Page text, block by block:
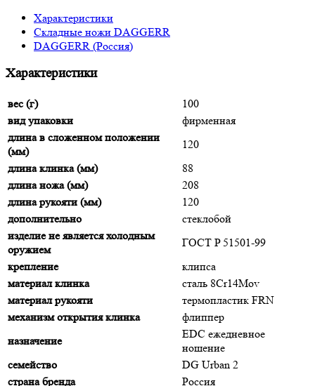
Характеристики
Складные ножи DAGGERR
DAGGERR (Россия)
Характеристики
вес (г)
100
вид упаковки
фирменная
длина в сложенном положении
(мм)
120
длина клинка (мм)
88
длина ножа (мм)
208
длина рукояти (мм)
120
дополнительно
стеклобой
изделие не является холодным
оружием
ГОСТ P 51501-99
крепление
клипса
материал клинка
сталь 8Cr14Mov
материал рукояти
термопластик FRN
механизм открытия клинка
флиппер
назначение
EDC ежедневное
ношение
семейство
DG Urban 2
страна бренда
Россия